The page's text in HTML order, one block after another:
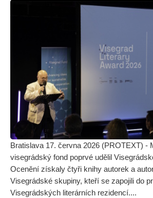
Bratislava 17. června 2026 (PROTEXT) -
visegrádský fond poprvé udělil
Ocenění získaly čtyři knihy autorek a
Visegrádské skupiny, kteří se zapojili do
Visegrádských literárních rezidencí....